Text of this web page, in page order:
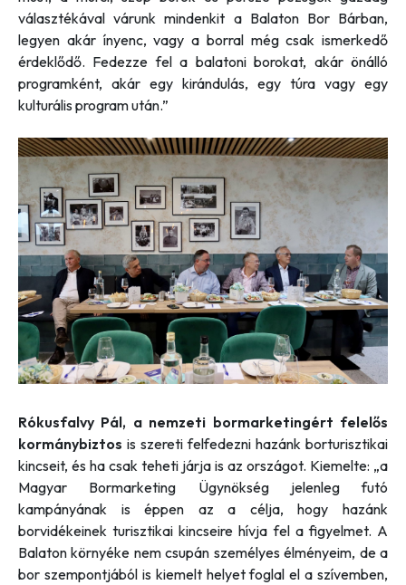
választékával várunk mindenkit a Balaton Bor Bárban,
legyen akár ínyenc, vagy a borral még csak ismerkedő
érdeklődő. Fedezze fel a balatoni borokat, akár önálló
programként, akár egy kirándulás, egy túra vagy egy
kulturális program után.”
Rókusfalvy Pál, a nemzeti bormarketingért felelős
kormánybiztos is szereti felfedezni hazánk borturisztikai
kincseit, és ha csak teheti járja is az országot. Kiemelte: „a
Magyar Bormarketing Ügynökség jelenleg futó
kampányának is éppen az a célja, hogy hazánk
borvidékeinek turisztikai kincseire hívja fel a figyelmet. A
Balaton környéke nem csupán személyes élményeim, de a
bor szempontjából is kiemelt helyet foglal el a szívemben,